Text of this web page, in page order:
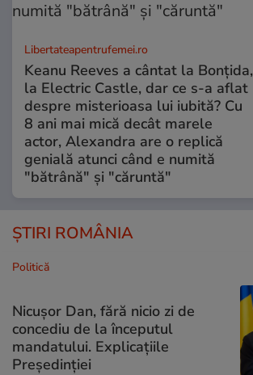
Libertateapentrufemei.ro
Keanu Reeves a cântat la Bonțida,
la Electric Castle, dar ce s-a aflat
despre misterioasa lui iubită? Cu
8 ani mai mică decât marele
actor, Alexandra are o replică
genială atunci când e numită
"bătrână" și "căruntă"
ȘTIRI ROMÂNIA
Politică
Nicușor Dan, fără nicio zi de
concediu de la începutul
mandatului. Explicațiile
Președinției